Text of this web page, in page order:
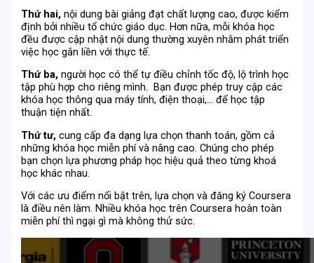
Thứ hai, nội dung bài giảng đạt chất lượng cao, được kiểm
định bởi nhiều tổ chức giáo dục. Hơn nữa, mỗi khóa học
đều được cập nhật nội dung thường xuyên nhằm phát triển
việc học gắn liền với thực tế.
Thứ ba, người học có thể tự điều chỉnh tốc độ, lộ trình học
tập phù hợp cho riêng mình. Bạn được phép truy cập các
khóa học thông qua máy tính, điện thoại,… để học tập
thuận tiện nhất.
Thứ tư, cung cấp đa dạng lựa chọn thanh toán, gồm cả
những khóa học miễn phí và nâng cao. Chúng cho phép
bạn chọn lựa phương pháp học hiệu quả theo từng khoá
học khác nhau.
Với các ưu điểm nổi bật trên, lựa chọn và đăng ký Coursera
là điều nên làm. Nhiều khóa học trên Coursera hoàn toàn
miễn phí thì ngại gì mà không thử sức.